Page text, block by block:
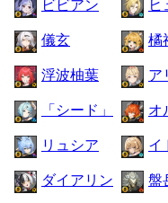
ビビアン ヒ
儀玄 橘
浮波柚葉 ア
「シード」 オ
リュシア イ
ダイアリン 盤